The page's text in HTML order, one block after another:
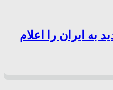
به ایران را اعلام